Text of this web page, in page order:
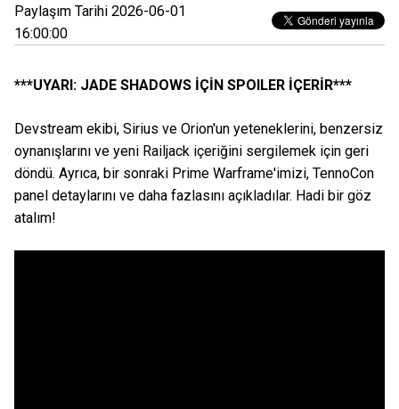
Paylaşım Tarihi 2026-06-01
16:00:00
***UYARI: JADE SHADOWS İÇİN SPOILER İÇERİR***
Devstream ekibi, Sirius ve Orion'un yeteneklerini, benzersiz
oynanışlarını ve yeni Railjack içeriğini sergilemek için geri
döndü. Ayrıca, bir sonraki Prime Warframe'imizi, TennoCon
panel detaylarını ve daha fazlasını açıkladılar. Hadi bir göz
atalım!